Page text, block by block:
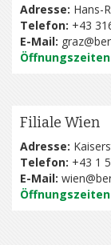
Adresse: Hans-
Telefon: +43
E-Mail:
Öffnungszeiten
Filiale Wien
Adresse:
Telefon: +43 1
E-Mail:
Öffnungszeiten